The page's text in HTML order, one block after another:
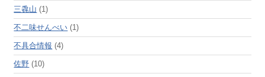
三毳山 (1)
不二味せんべい (1)
不具合情報 (4)
佐野 (10)